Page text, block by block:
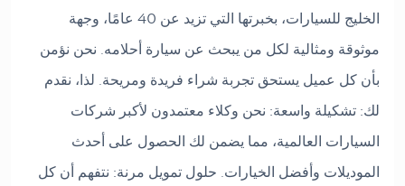
الخليج للسيارات، بخبرتها التي تزيد عن 40 عامًا، وجهة
موثوقة ومثالية لكل من يبحث عن سيارة أحلامه. نحن نؤمن
بأن كل عميل يستحق تجربة شراء فريدة ومريحة. لذا، نقدم
لك: تشكيلة واسعة: نحن وكلاء معتمدون لأكبر شركات
السيارات العالمية، مما يضمن لك الحصول على أحدث
الموديلات وأفضل الخيارات. حلول تمويل مرنة: نتفهم أن كل